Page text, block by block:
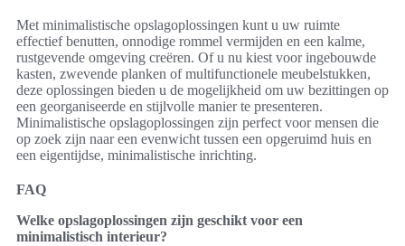
Met minimalistische opslagoplossingen kunt u uw ruimte
effectief benutten, onnodige rommel vermijden en een kalme,
rustgevende omgeving creëren. Of u nu kiest voor ingebouwde
kasten, zwevende planken of multifunctionele meubelstukken,
deze oplossingen bieden u de mogelijkheid om uw bezittingen op
een georganiseerde en stijlvolle manier te presenteren.
Minimalistische opslagoplossingen zijn perfect voor mensen die
op zoek zijn naar een evenwicht tussen een opgeruimd huis en
een eigentijdse, minimalistische inrichting.
FAQ
Welke opslagoplossingen zijn geschikt voor een
minimalistisch interieur?